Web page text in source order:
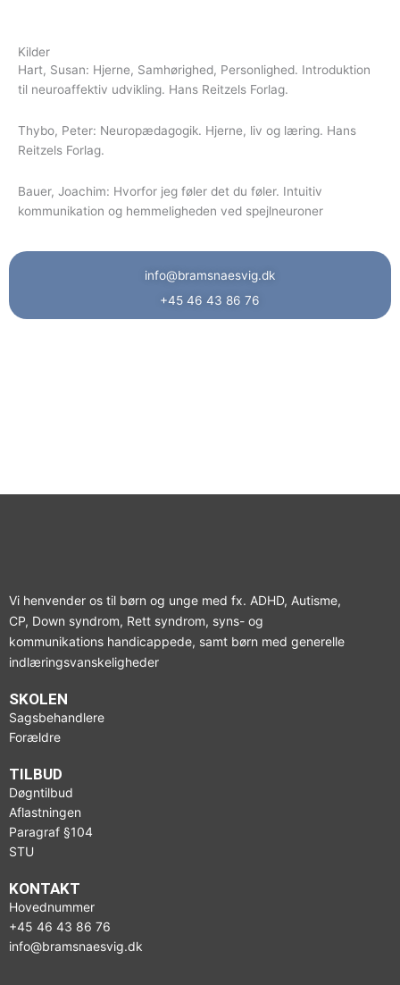
Kilder
Hart, Susan: Hjerne, Samhørighed, Personlighed. Introduktion
til neuroaffektiv udvikling. Hans Reitzels Forlag.
Thybo, Peter: Neuropædagogik. Hjerne, liv og læring. Hans
Reitzels Forlag.
Bauer, Joachim: Hvorfor jeg føler det du føler. Intuitiv
kommunikation og hemmeligheden ved spejlneuroner
info@bramsnaesvig.dk
+45 46 43 86 76
Vi henvender os til børn og unge med fx. ADHD, Autisme,
CP, Down syndrom, Rett syndrom, syns- og
kommunikations handicappede, samt børn med generelle
indlæringsvanskeligheder
SKOLEN
Sagsbehandlere
Forældre
TILBUD
Døgntilbud
Aflastningen
Paragraf §104
STU
KONTAKT
Hovednummer
+45 46 43 86 76
info@bramsnaesvig.dk